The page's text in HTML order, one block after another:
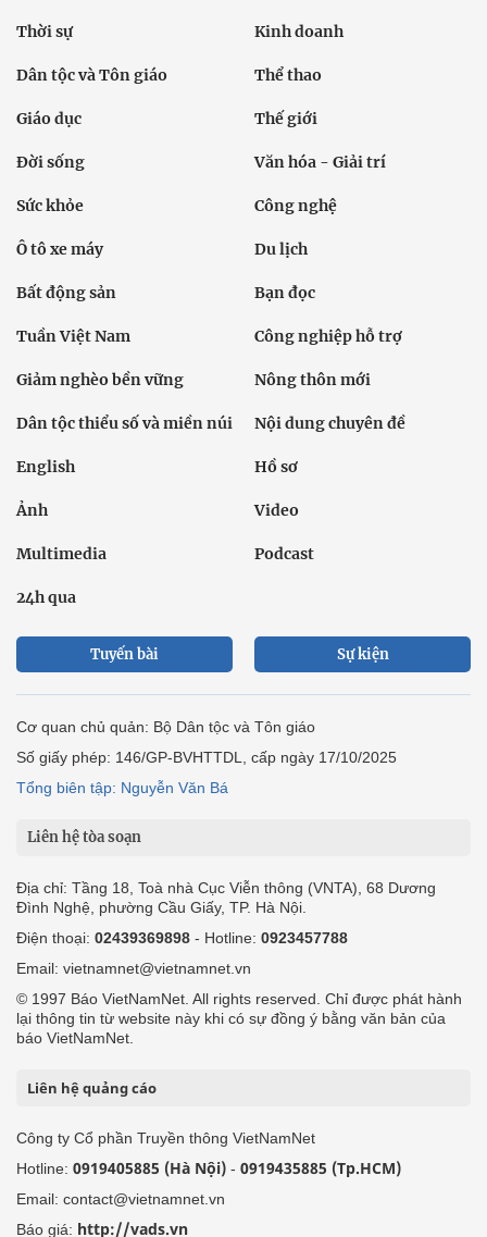
Thời sự Kinh doanh
Dân tộc và Tôn giáo Thể thao
Giáo dục Thế giới
Đời sống Văn hóa - Giải trí
Sức khỏe Công nghệ
Ô tô xe máy Du lịch
Bất động sản Bạn đọc
Tuần Việt Nam Công nghiệp hỗ trợ
Giảm nghèo bền vững Nông thôn mới
Dân tộc thiểu số và miền núi Nội dung chuyên đề
English Hồ sơ
Ảnh Video
Multimedia Podcast
24h qua
Tuyến bài Sự kiện
Cơ quan chủ quản: Bộ Dân tộc và Tôn giáo
Số giấy phép: 146/GP-BVHTTDL, cấp ngày 17/10/2025
Tổng biên tập: Nguyễn Văn Bá
Liên hệ tòa soạn
Địa chỉ: Tầng 18, Toà nhà Cục Viễn thông (VNTA), 68 Dương
Đình Nghệ, phường Cầu Giấy, TP. Hà Nội.
Điện thoại: 02439369898 - Hotline: 0923457788
Email: vietnamnet@vietnamnet.vn
© 1997 Báo VietNamNet. All rights reserved. Chỉ được phát hành
lại thông tin từ website này khi có sự đồng ý bằng văn bản của
báo VietNamNet.
Liên hệ quảng cáo
Công ty Cổ phần Truyền thông VietNamNet
Hotline: 0919405885 (Hà Nội) - 0919435885 (Tp.HCM)
Email: contact@vietnamnet.vn
Báo giá: http://vads.vn